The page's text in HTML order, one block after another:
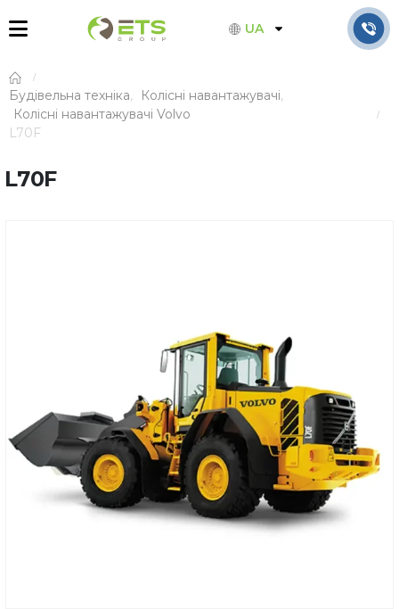
UA
Будівельна техніка, Колісні навантажувачі,
Колісні навантажувачі Volvo
L70F
L70F